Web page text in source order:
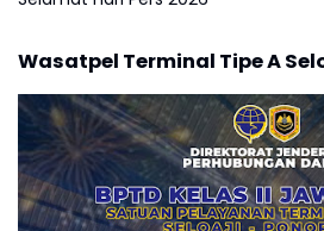
Wasatpel Terminal Tipe A